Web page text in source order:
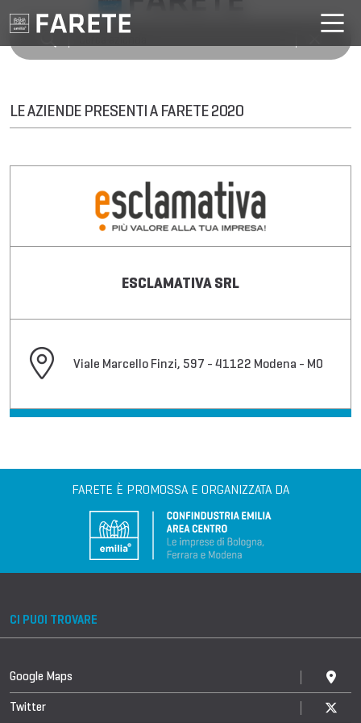
LE AZIENDE PRESENTI A FARETE 2020
ESCLAMATIVA SRL
Viale Marcello Finzi, 597 - 41122 Modena - MO
FARETE È PROMOSSA E ORGANIZZATA DA
CI PUOI TROVARE
Google Maps
Twitter